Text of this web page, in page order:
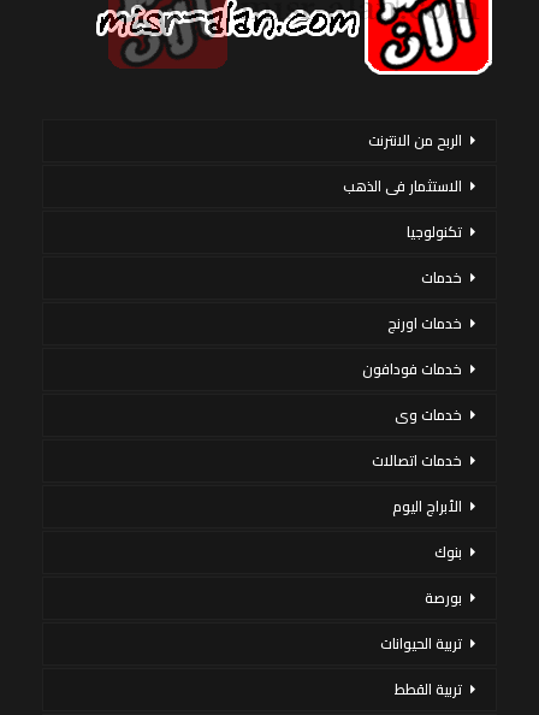
الربح من الانترنت
الاستثمار فى الذهب
تكنولوجيا
خدمات
خدمات اورنج
خدمات فودافون
خدمات وى
خدمات اتصالات
الأبراج اليوم
بنوك
بورصة
تربية الحيوانات
تربية القطط